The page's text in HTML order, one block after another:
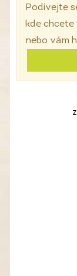
Podívejte
kde
nebo vám